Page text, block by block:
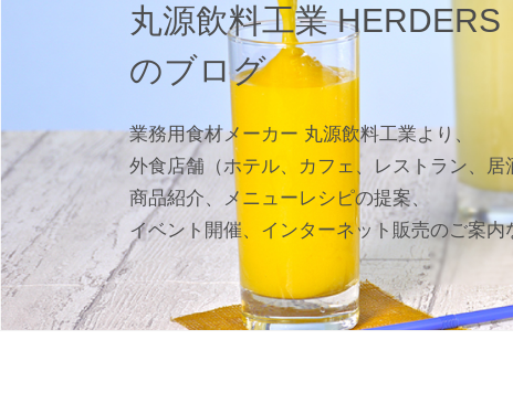
丸源飲料工業 HERDERS
のブログ
業務用食材メーカー 丸源飲料工業より、
外食店舗（ホテル、カフェ、レストラン、居
商品紹介、メニューレシピの提案、
イベント開催、インターネット販売のご案内